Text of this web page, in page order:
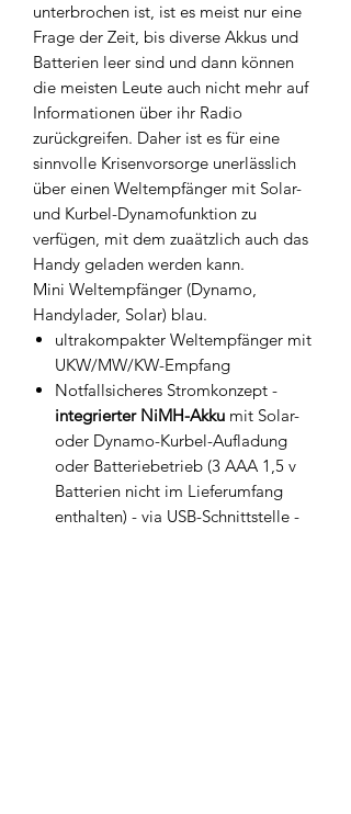
unterbrochen ist, ist es meist nur eine
Frage der Zeit, bis diverse Akkus und
Batterien leer sind und dann können
die meisten Leute auch nicht mehr auf
Informationen über ihr Radio
zurückgreifen. Daher ist es für eine
sinnvolle Krisenvorsorge unerlässlich
über einen Weltempfänger mit Solar-
und Kurbel-Dynamofunktion zu
verfügen, mit dem zuaätzlich auch das
Handy geladen werden kann.
Mini Weltempfänger (Dynamo,
Handylader, Solar) blau.
ultrakompakter Weltempfänger mit
UKW/MW/KW-Empfang
Notfallsicheres Stromkonzept -
integrierter NiMH-Akku mit Solar-
oder Dynamo-Kurbel-Aufladung
oder Batteriebetrieb (3 AAA 1,5 v
Batterien nicht im Lieferumfang
enthalten) - via USB-Schnittstelle -